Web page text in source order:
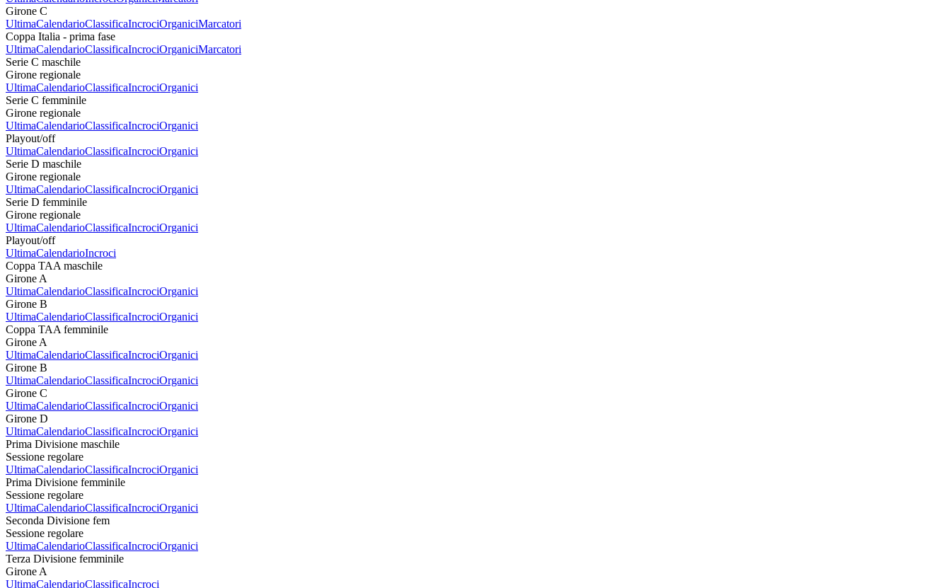
Girone C
UltimaCalendarioClassificaIncrociOrganiciMarcatori
Coppa Italia - prima fase
UltimaCalendarioClassificaIncrociOrganiciMarcatori
Serie C maschile
Girone regionale
UltimaCalendarioClassificaIncrociOrganici
Serie C femminile
Girone regionale
UltimaCalendarioClassificaIncrociOrganici
Playout/off
UltimaCalendarioClassificaIncrociOrganici
Serie D maschile
Girone regionale
UltimaCalendarioClassificaIncrociOrganici
Serie D femminile
Girone regionale
UltimaCalendarioClassificaIncrociOrganici
Playout/off
UltimaCalendarioIncroci
Coppa TAA maschile
Girone A
UltimaCalendarioClassificaIncrociOrganici
Girone B
UltimaCalendarioClassificaIncrociOrganici
Coppa TAA femminile
Girone A
UltimaCalendarioClassificaIncrociOrganici
Girone B
UltimaCalendarioClassificaIncrociOrganici
Girone C
UltimaCalendarioClassificaIncrociOrganici
Girone D
UltimaCalendarioClassificaIncrociOrganici
Prima Divisione maschile
Sessione regolare
UltimaCalendarioClassificaIncrociOrganici
Prima Divisione femminile
Sessione regolare
UltimaCalendarioClassificaIncrociOrganici
Seconda Divisione fem
Sessione regolare
UltimaCalendarioClassificaIncrociOrganici
Terza Divisione femminile
Girone A
UltimaCalendarioClassificaIncroci